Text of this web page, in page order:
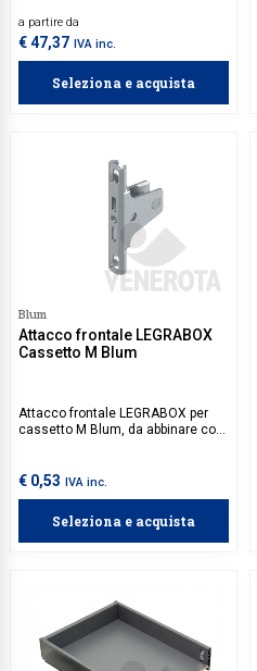
integrato per una chiusura dolce e
silenziosa dei cassetti. Spondine
Legrabox sono da acquistare
a partire da
€ 47,37 IVA inc.
Seleziona e acquista
Blum
Attacco frontale LEGRABOX
Cassetto M Blum
Attacco frontale LEGRABOX per
cassetto M Blum, da abbinare con
comporre attacco frontale
LEGRABOX per cassetto F Blum.
€ 0,53 IVA inc.
Seleziona e acquista